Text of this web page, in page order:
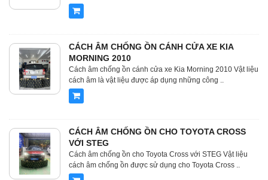
CÁCH ÂM CHỐNG ỒN CÁNH CỬA XE KIA
MORNING 2010
Cách âm chống ồn cánh cửa xe Kia Morning 2010 Vật liệu
cách âm là vật liệu được áp dụng những công ..
CÁCH ÂM CHỐNG ỒN CHO TOYOTA CROSS
VỚI STEG
Cách âm chống ồn cho Toyota Cross với STEG Vật liệu
cách âm chống ồn được sử dụng cho Toyota Cross ..